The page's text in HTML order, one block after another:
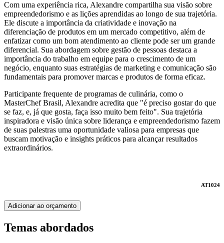
Com uma experiência rica, Alexandre compartilha sua visão sobre
empreendedorismo e as lições aprendidas ao longo de sua trajetória.
Ele discute a importância da criatividade e inovação na
diferenciação de produtos em um mercado competitivo, além de
enfatizar como um bom atendimento ao cliente pode ser um grande
diferencial. Sua abordagem sobre gestão de pessoas destaca a
importância do trabalho em equipe para o crescimento de um
negócio, enquanto suas estratégias de marketing e comunicação são
fundamentais para promover marcas e produtos de forma eficaz.
Participante frequente de programas de culinária, como o
MasterChef Brasil, Alexandre acredita que "é preciso gostar do que
se faz, e, já que gosta, faça isso muito bem feito". Sua trajetória
inspiradora e visão única sobre liderança e empreendedorismo fazem
de suas palestras uma oportunidade valiosa para empresas que
buscam motivação e insights práticos para alcançar resultados
extraordinários.
AT1024
Adicionar ao orçamento
Temas abordados